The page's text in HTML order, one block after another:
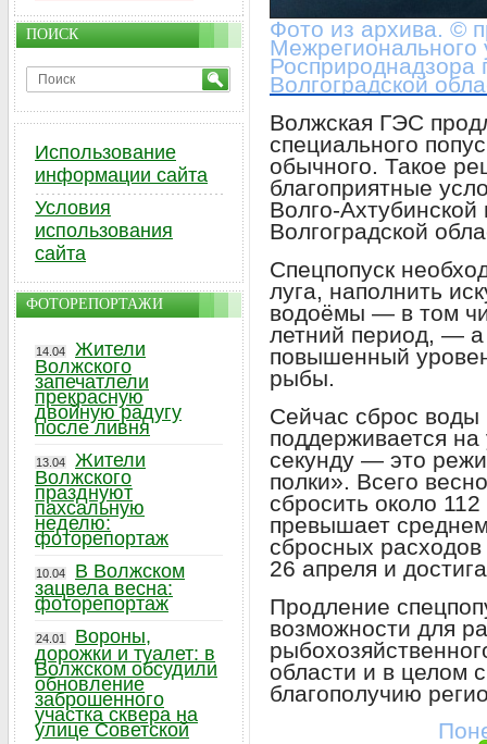
Фото из архива. ©
Межрегионального
Росприроднадзора
Волгоградской
Волжская ГЭС
специального
обычного. Такое
благоприятные
Волгоградской
Спецпопуск
луга, наполнить
водоёмы — в том
летний период, —
повышенный
рыбы.
Сейчас сброс
поддерживается
секунду — это
полки». Всего
сбросить около
превышает
сбросных
26 апреля и
Продление
возможности для
области и в целом
благополучию
ПОИСК
Использование
информации сайта
Условия
использования
сайта
ФОТОРЕПОРТАЖИ
14.04
Жители
Волжского
запечатлели
прекрасную
двойную радугу
после ливня
13.04
Жители
Волжского
празднуют
пахсальную
неделю:
фоторепортаж
10.04
В Волжском
зацвела весна:
фоторепортаж
24.01
Вороны,
дорожки и туалет: в
Волжском обсудили
обновление
заброшенного
участка сквера на
улице Советской